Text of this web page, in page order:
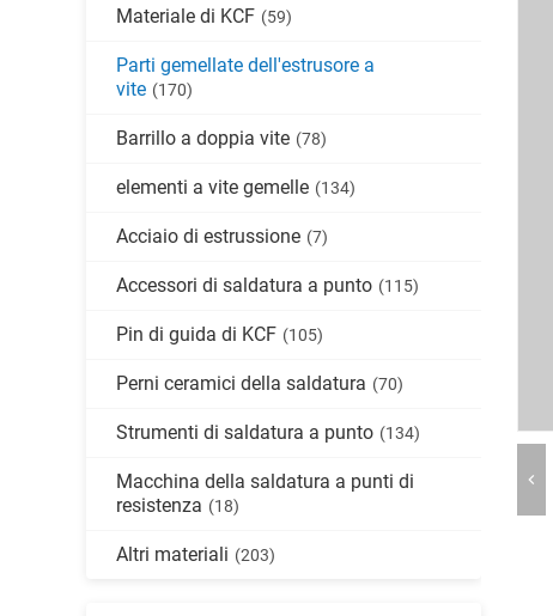
Materiale di KCF (59)
Parti gemellate dell'estrusore a
vite (170)
Barrillo a doppia vite (78)
elementi a vite gemelle (134)
Acciaio di estrussione (7)
Accessori di saldatura a punto (115)
Pin di guida di KCF (105)
Perni ceramici della saldatura (70)
Strumenti di saldatura a punto (134)
Macchina della saldatura a punti di
resistenza (18)
Altri materiali (203)